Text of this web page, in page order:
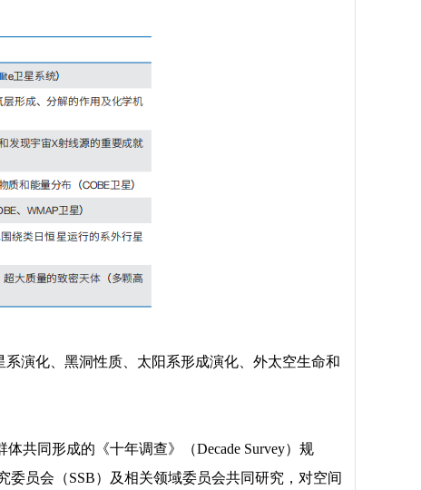
演化、黑洞性质、太阳系形成演化、外太空生命和
共同形成的《十年调查》（Decade Survey）规
员会（SSB）及相关领域委员会共同研究，对空间